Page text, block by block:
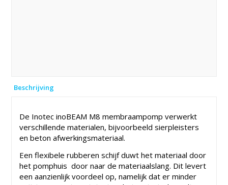
Beschrijving
De Inotec inoBEAM M8 membraampomp verwerkt
verschillende materialen, bijvoorbeeld sierpleisters
en beton afwerkingsmateriaal.
Een flexibele rubberen schijf duwt het materiaal door
het pomphuis door naar de materiaalslang. Dit levert
een aanzienlijk voordeel op, namelijk dat er minder